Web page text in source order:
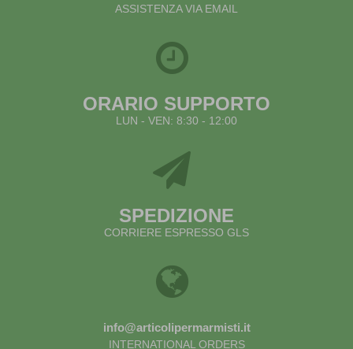
ASSISTENZA VIA EMAIL
ORARIO SUPPORTO
LUN - VEN: 8:30 - 12:00
SPEDIZIONE
CORRIERE ESPRESSO GLS
info@articolipermarmisti.it
INTERNATIONAL ORDERS